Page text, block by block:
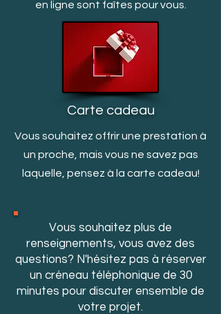
en ligne sont faîtes pour vous.
Carte cadeau
Vous souhaitez offrir une prestation à
un proche, mais vous ne savez pas
laquelle, pensez à la carte cadeau!
Vous souhaitez plus de
renseignements, vous avez des
questions? N'hésitez pas à réserver
un créneau téléphonique de 30
minutes pour discuter ensemble de
votre projet.